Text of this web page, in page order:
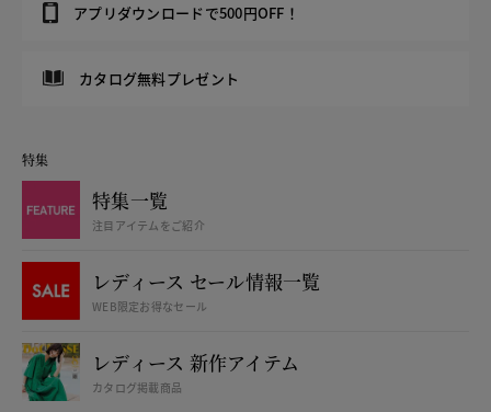
アプリダウンロードで500円OFF！
カタログ無料プレゼント
特集
特集一覧
注目アイテムをご紹介
レディース セール情報一覧
WEB限定お得なセール
レディース 新作アイテム
カタログ掲載商品